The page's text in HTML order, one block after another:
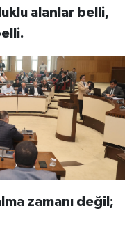
alanlar belli,
zamanı değil;